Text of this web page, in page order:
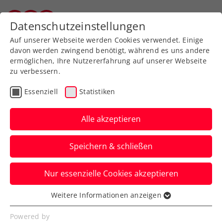
Turniere
Generali Open Kitzbühel:
Schwärzler trotz
Talentprobe out
Der ÖTV-Youngster verpasst bei seinem
ATP-Hauptbewerbsdebüt nur knapp einen
Satzgewinn.
Verfasst von: Manuel Wachta, 22.07.2024
Datenschutzeinstellungen
Auf unserer Webseite werden Cookies verwendet. Einige
davon werden zwingend benötigt, während es uns andere
ermöglichen, Ihre Nutzererfahrung auf unserer Webseite
zu verbessern.
Essenziell Statistiken
Alle akzeptieren
Speichern & schließen
Nur essenzielle Cookies akzeptieren
Essenziell
Essenzielle Cookies werden für grundlegende
Weitere Informationen anzeigen
Powered by